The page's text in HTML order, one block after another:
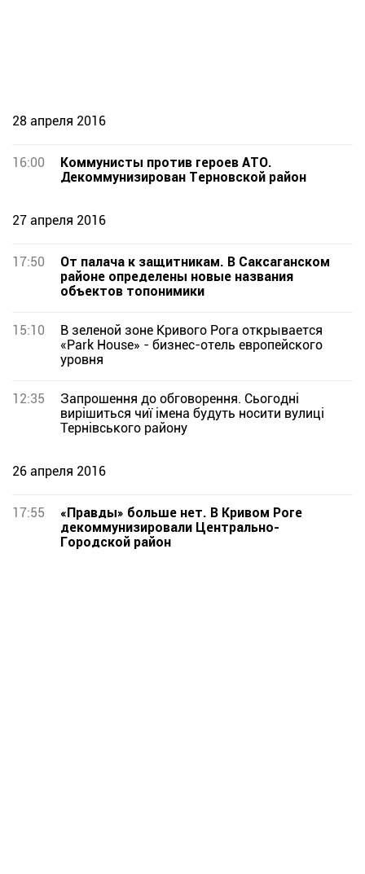
28 апреля 2016
16:00
Коммунисты против героев АТО.
Декоммунизирован Терновской район
27 апреля 2016
17:50
От палача к защитникам. В Саксаганском
районе определены новые названия
объектов топонимики
15:10
В зеленой зоне Кривого Рога открывается
«Park House» - бизнес-отель европейского
уровня
12:35
Запрошення до обговорення. Сьогодні
вирішиться чиї імена будуть носити вулиці
Тернівського району
26 апреля 2016
17:55
«Правды» больше нет. В Кривом Роге
декоммунизировали Центрально-
Городской район